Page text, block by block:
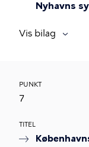
Nyhavns
Vis bilag
PUNKT
7
TITEL